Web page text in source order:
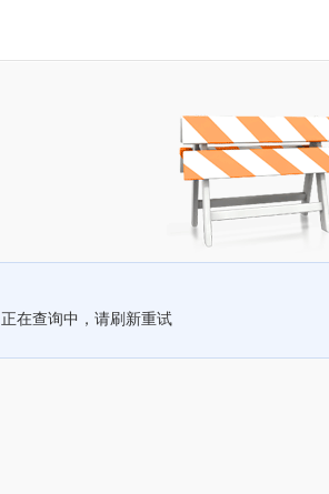
正在查询中，请刷新重试